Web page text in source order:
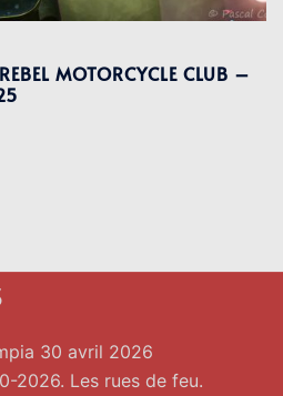
MOTORCYCLE CLUB –
30 avril 2026
2026. Les rues de feu.